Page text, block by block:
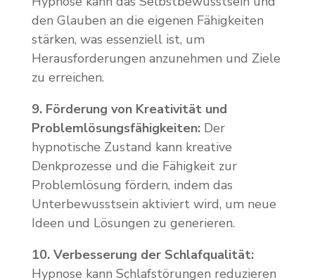
den Glauben an die eigenen Fähigkeiten
stärken, was essenziell ist, um
Herausforderungen anzunehmen und Ziele
zu erreichen.
9. Förderung von Kreativität und
Problemlösungsfähigkeiten:Der
hypnotische Zustand kann kreative
Denkprozesse und die Fähigkeit zur
Problemlösung fördern, indem das
Unterbewusstsein aktiviert wird, um neue
Ideen und Lösungen zu generieren.
10. Verbesserung der Schlafqualität:
Hypnose kann Schlafstörungen reduzieren